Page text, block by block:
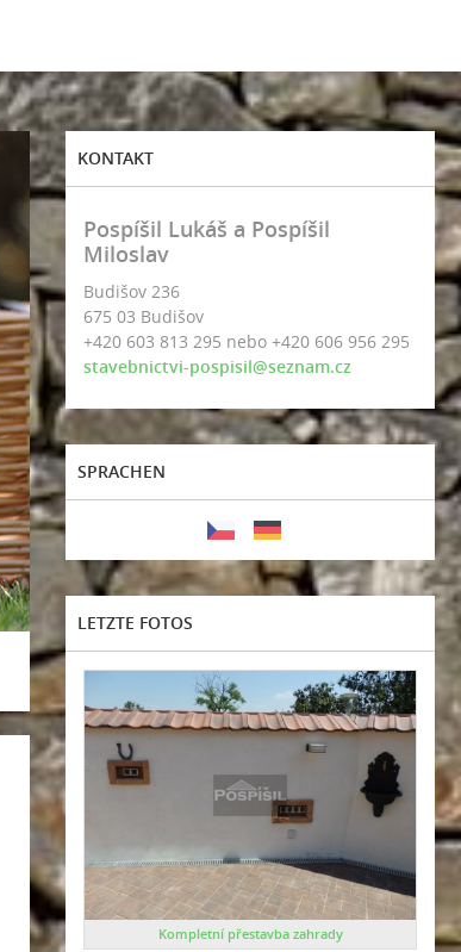
KONTAKT
Pospíšil Lukáš a Pospíšil
Miloslav
Budišov 236
675 03 Budišov
+420 603 813 295 nebo +420 606 956 295
stavebnictvi-pospisil@seznam.cz
SPRACHEN
LETZTE FOTOS
Kompletní přestavba zahrady